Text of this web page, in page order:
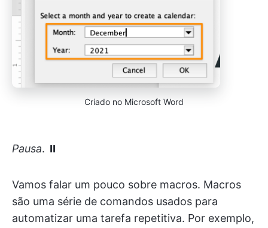
Criado no Microsoft Word
Pausa. ⏸
Vamos falar um pouco sobre macros. Macros
são uma série de comandos usados para
automatizar uma tarefa repetitiva. Por exemplo,